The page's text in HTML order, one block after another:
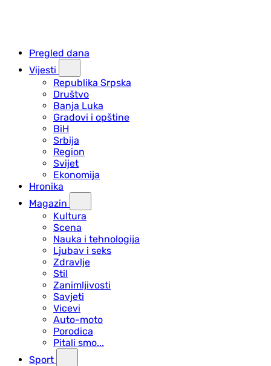
Pregled dana
Vijesti
Republika Srpska
Društvo
Banja Luka
Gradovi i opštine
BiH
Srbija
Region
Svijet
Ekonomija
Hronika
Magazin
Kultura
Scena
Nauka i tehnologija
Ljubav i seks
Zdravlje
Stil
Zanimljivosti
Savjeti
Vicevi
Auto-moto
Porodica
Pitali smo...
Sport